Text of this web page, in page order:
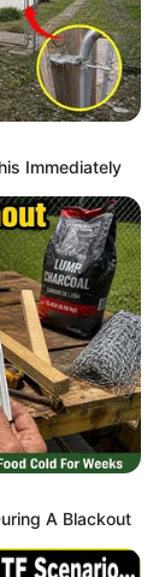
miel para
en
remedios
de
en tu
cada
Immediately
A Blackout